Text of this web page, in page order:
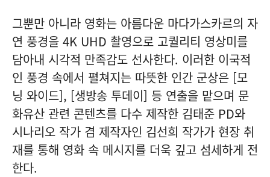
그뿐만 아니라 영화는 아름다운 마다가스카르의 자
연 풍경을 4K UHD 촬영으로 고퀄리티 영상미를
담아내 시각적 만족감도 선사한다. 이러한 이국적
인 풍경 속에서 펼쳐지는 따뜻한 인간 군상은 [모
닝 와이드], [생방송 투데이] 등 연출을 맡으며 문
화유산 관련 콘텐츠를 다수 제작한 김태준 PD와
시나리오 작가 겸 제작자인 김선희 작가가 현장 취
재를 통해 영화 속 메시지를 더욱 깊고 섬세하게 전
한다.